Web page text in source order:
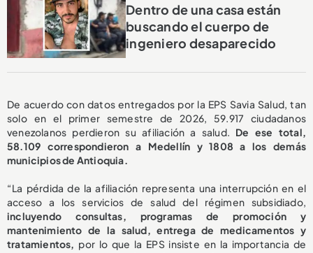
Dentro de una casa están
buscando el cuerpo de
ingeniero desaparecido
De acuerdo con datos entregados por la EPS Savia Salud, tan
solo en el primer semestre de 2026, 59.917 ciudadanos
venezolanos perdieron su afiliación a salud. De ese total,
58.109 correspondieron a Medellín y 1808 a los demás
municipios de Antioquia.
“La pérdida de la afiliación representa una interrupción en el
acceso a los servicios de salud del régimen subsidiado,
incluyendo consultas, programas de promoción y
mantenimiento de la salud, entrega de medicamentos y
tratamientos, por lo que la EPS insiste en la importancia de